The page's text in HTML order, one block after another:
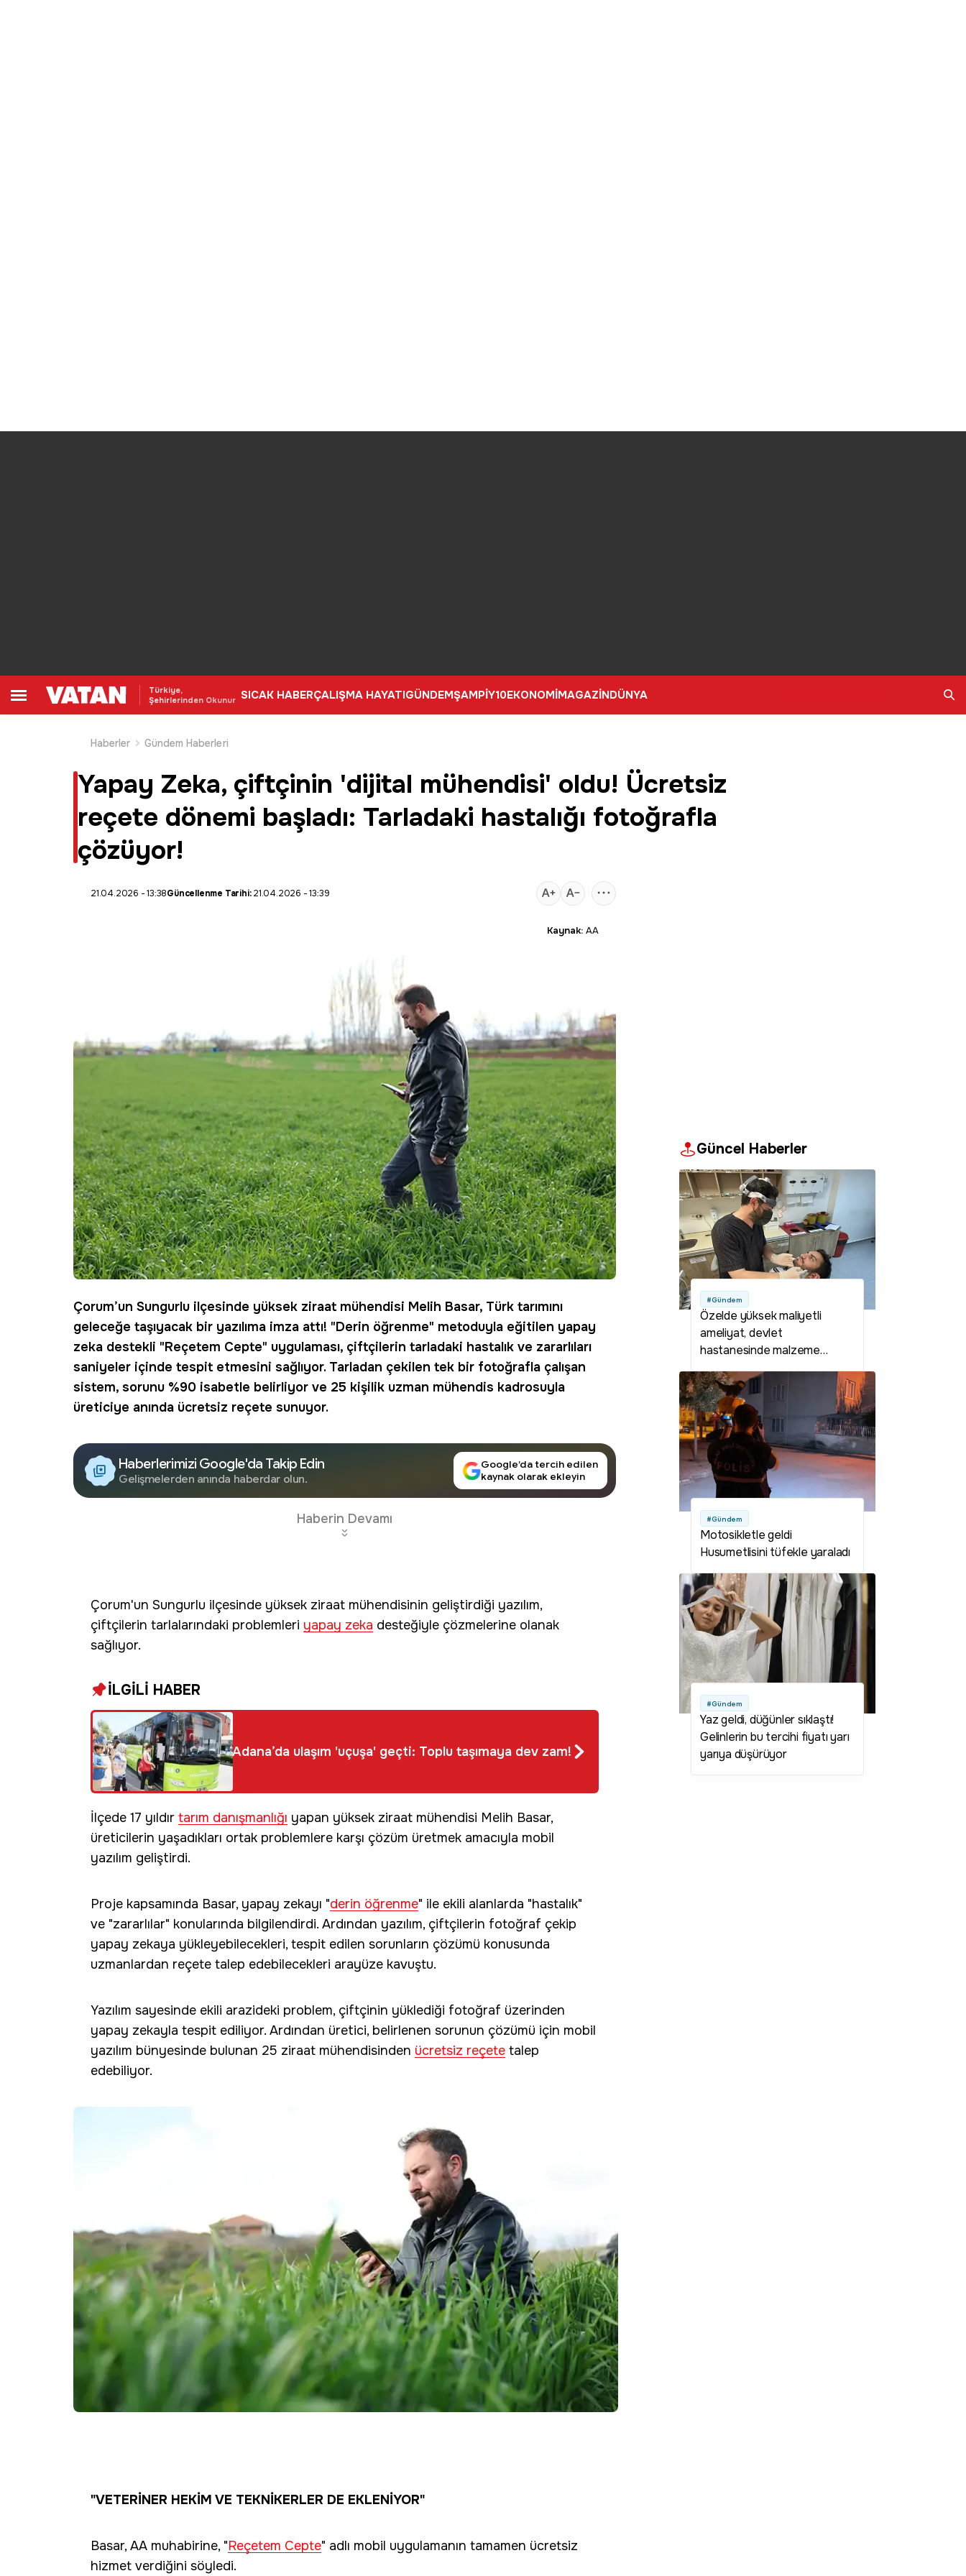
Türkiye,
Şehirlerinden Okunur SICAK HABERÇALIŞMA HAYATIGÜNDEMŞAMPİY10EKONOMİMAGAZİNDÜNYA
Haberler
Gündem Haberleri
Yapay Zeka, çiftçinin 'dijital mühendisi' oldu! Ücretsiz
reçete dönemi başladı: Tarladaki hastalığı fotoğrafla
çözüyor!
21.04.2026 - 13:38Güncellenme Tarihi:21.04.2026 - 13:39
Kaynak: AA
Çorum’un Sungurlu ilçesinde yüksek ziraat mühendisi Melih Basar, Türk tarımını
geleceğe taşıyacak bir yazılıma imza attı! "Derin öğrenme" metoduyla eğitilen yapay
zeka destekli "Reçetem Cepte" uygulaması, çiftçilerin tarladaki hastalık ve zararlıları
saniyeler içinde tespit etmesini sağlıyor. Tarladan çekilen tek bir fotoğrafla çalışan
sistem, sorunu %90 isabetle belirliyor ve 25 kişilik uzman mühendis kadrosuyla
üreticiye anında ücretsiz reçete sunuyor.
Haberlerimizi Google'da Takip Edin
Gelişmelerden anında haberdar olun.
Google’da tercih edilen
kaynak olarak ekleyin
Haberin Devamı
Çorum'un Sungurlu ilçesinde yüksek ziraat mühendisinin geliştirdiği yazılım,
çiftçilerin tarlalarındaki problemleri yapay zeka desteğiyle çözmelerine olanak
sağlıyor.
İLGİLİ HABER
Adana’da ulaşım 'uçuşa' geçti: Toplu taşımaya dev zam!
İlçede 17 yıldır tarım danışmanlığı yapan yüksek ziraat mühendisi Melih Basar,
üreticilerin yaşadıkları ortak problemlere karşı çözüm üretmek amacıyla mobil
yazılım geliştirdi.
Proje kapsamında Basar, yapay zekayı "derin öğrenme" ile ekili alanlarda "hastalık"
ve "zararlılar" konularında bilgilendirdi. Ardından yazılım, çiftçilerin fotoğraf çekip
yapay zekaya yükleyebilecekleri, tespit edilen sorunların çözümü konusunda
uzmanlardan reçete talep edebilecekleri arayüze kavuştu.
Yazılım sayesinde ekili arazideki problem, çiftçinin yüklediği fotoğraf üzerinden
yapay zekayla tespit ediliyor. Ardından üretici, belirlenen sorunun çözümü için mobil
yazılım bünyesinde bulunan 25 ziraat mühendisinden ücretsiz reçete talep
edebiliyor.
"VETERİNER HEKİM VE TEKNİKERLER DE EKLENİYOR"
Basar, AA muhabirine, "Reçetem Cepte" adlı mobil uygulamanın tamamen ücretsiz
hizmet verdiğini söyledi.
Güncel Haberler
#Gündem
Özelde yüksek maliyetli
ameliyat, devlet
hastanesinde malzeme
#Gündem
Motosikletle geldi
Husumetlisini tüfekle yaraladı
#Gündem
Yaz geldi, düğünler sıklaştı!
Gelinlerin bu tercihi fiyatı yarı
yarıya düşürüyor